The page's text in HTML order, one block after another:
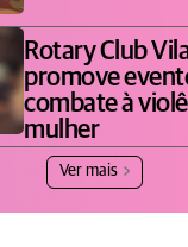
Rotary Club
promove
combate à
mulher
Ver mais